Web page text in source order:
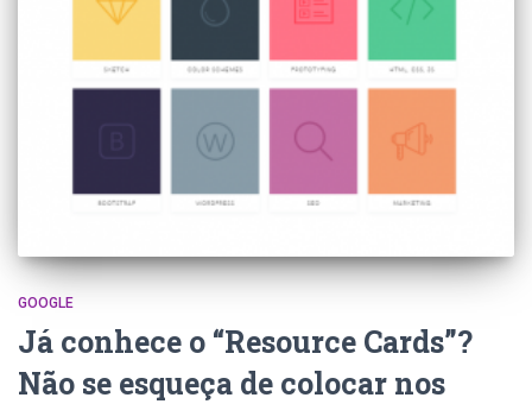
GOOGLE
Já conhece o “Resource Cards”?
Não se esqueça de colocar nos